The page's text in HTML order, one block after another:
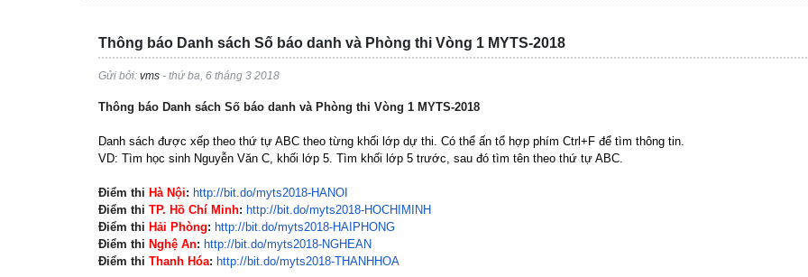
Thông báo Danh sách Số báo danh và Phòng thi Vòng 1 MYTS-2018
Gửi bởi:vms - thứ ba, 6 tháng 3 2018
Thông báo Danh sách Số báo danh và Phòng thi Vòng 1 MYTS-2018
Danh sách được xếp theo thứ tự ABC theo từng khối lớp dự thi. Có thể ấn tổ hợp phím Ctrl+F để tìm thông tin.
VD: Tìm học sinh Nguyễn Văn C, khối lớp 5. Tìm khối lớp 5 trước, sau đó tìm tên theo thứ tự ABC.
Điểm thiHà Nội: http://bit.do/myts2018-HANOI
Điểm thiTP. Hồ Chí Minh: http://bit.do/myts2018-HOCHIMINH
Điểm thiHải Phòng: http://bit.do/myts2018-HAIPHONG
Điểm thiNghệ An: http://bit.do/myts2018-NGHEAN
Điểm thiThanh Hóa: http://bit.do/myts2018-THANHHOA